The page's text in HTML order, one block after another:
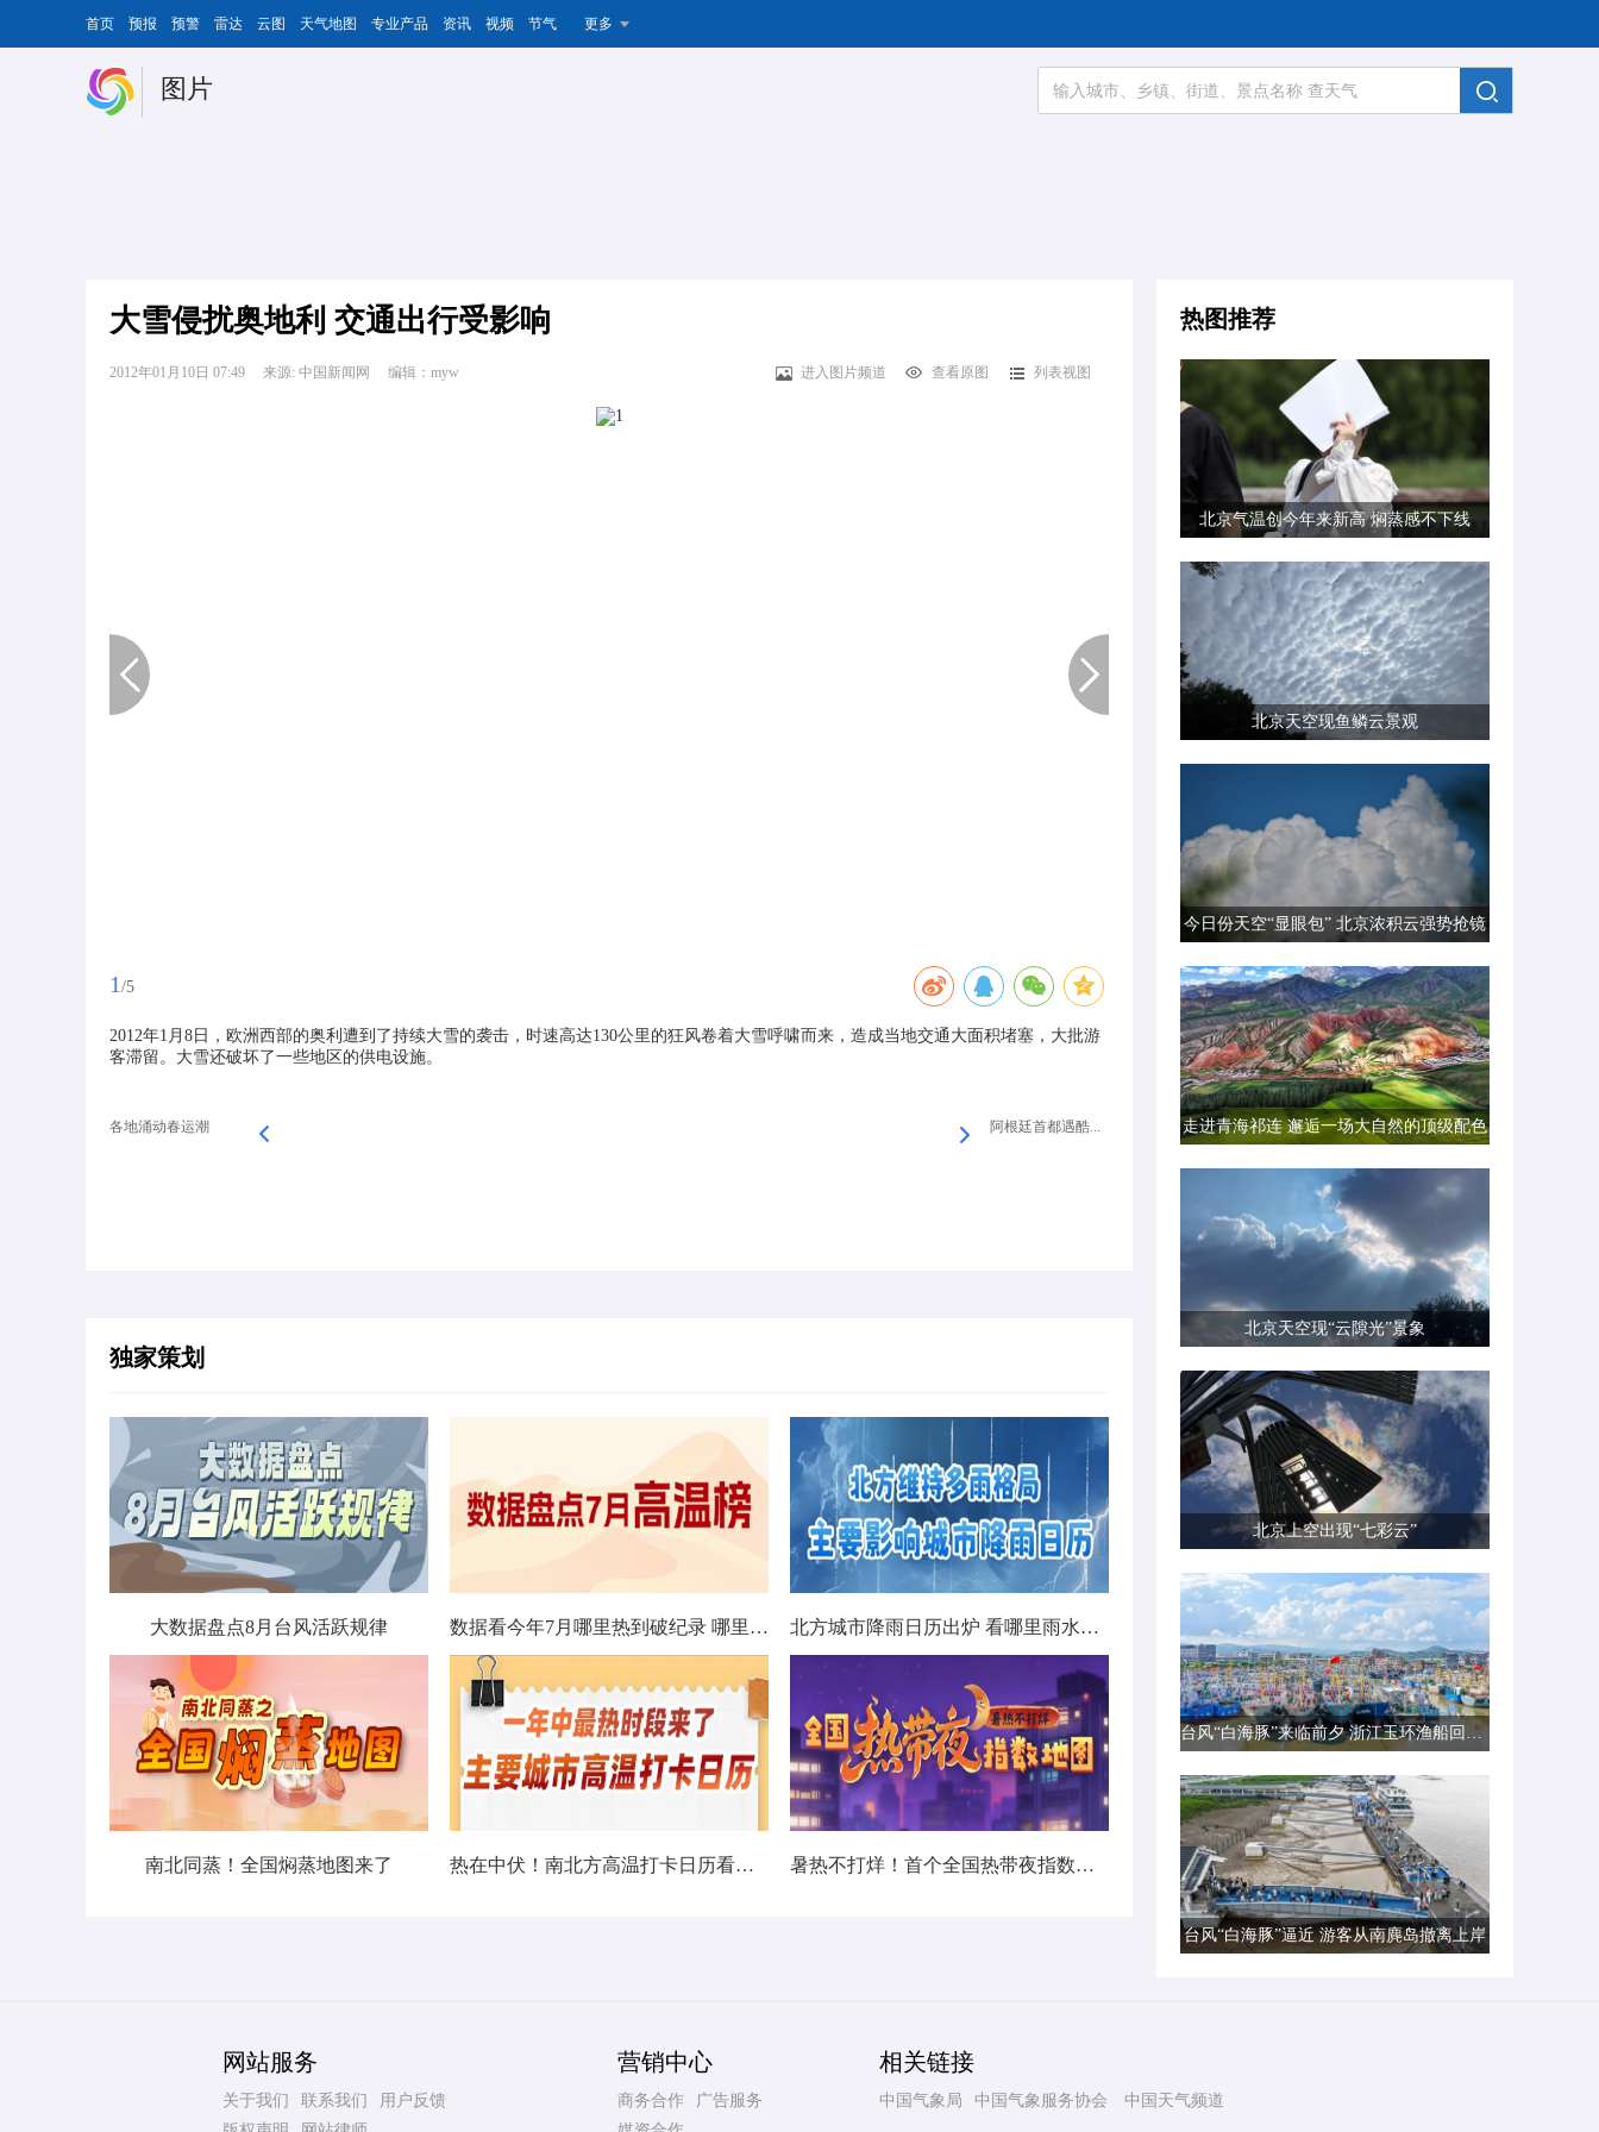
首页 预报 预警 雷达 云图 天气地图 专业产品 资讯 视频 节气 更多
图片
大雪侵扰奥地利 交通出行受影响
2012年01月10日 07:49 来源: 中国新闻网 编辑：myw 进入图片频道 查看原图 列表视图
1 /5
2012年1月8日，欧洲西部的奥利遭到了持续大雪的袭击，时速高达130公里的狂风卷着大雪呼啸而来，造成当地交通大面积堵塞，大批游
客滞留。大雪还破坏了一些地区的供电设施。
各地涌动春运潮 阿根廷首都遇酷...
独家策划
大数据盘点8月台风活跃规律 数据看今年7月哪里热到破纪录 哪里暑热连轴转 北方城市降雨日历出炉 看哪里雨水超长待机
南北同蒸！全国焖蒸地图来了 热在中伏！南北方高温打卡日历看哪里热力持久 暑热不打烊！首个全国热带夜指数地图发布
热图推荐
北京气温创今年来新高 焖蒸感不下线
北京天空现鱼鳞云景观
今日份天空“显眼包” 北京浓积云强势抢镜
走进青海祁连 邂逅一场大自然的顶级配色
北京天空现“云隙光”景象
北京上空出现“七彩云”
台风“白海豚”来临前夕 浙江玉环渔船回港避风
台风“白海豚”逼近 游客从南麂岛撤离上岸
网站服务
关于我们 联系我们
用户反馈
营销中心
商务合作
广告服务
相关链接
中国气象局 中国气象服务协会 中国天气频道